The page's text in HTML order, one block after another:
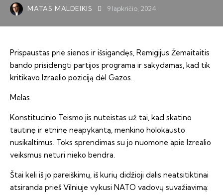
MATAS MALDEIKIS 9 lapkričio, 2024
Prispaustas prie sienos ir išsigandęs, Remigijus Žemaitaitis
bando prisidengti partijos programa ir sakydamas, kad tik
kritikavo Izraelio poziciją dėl Gazos.
Melas.
Konstitucinio Teismo jis nuteistas už tai, kad skatino
tautinę ir etninę neapykantą, menkino holokausto
nusikaltimus. Toks sprendimas su jo nuomone apie Izrealio
veiksmus neturi nieko bendra.
Štai keli iš jo pareiškimų, iš kurių didžioji dalis neatsitiktinai
atsiranda prieš Vilniuje vykusi NATO vadovų suvažiavimą: